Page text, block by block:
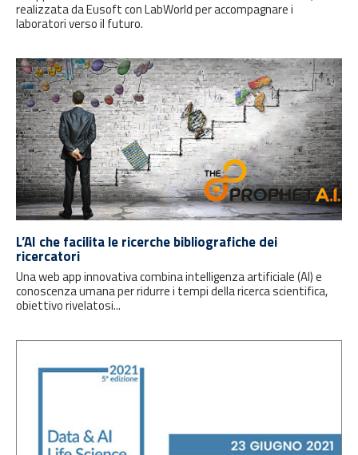
realizzata da Eusoft con LabWorld per accompagnare i
laboratori verso il futuro.
L’AI che facilita le ricerche bibliografiche dei
ricercatori
Una web app innovativa combina intelligenza artificiale (AI) e
conoscenza umana per ridurre i tempi della ricerca scientifica,
obiettivo rivelatosi...